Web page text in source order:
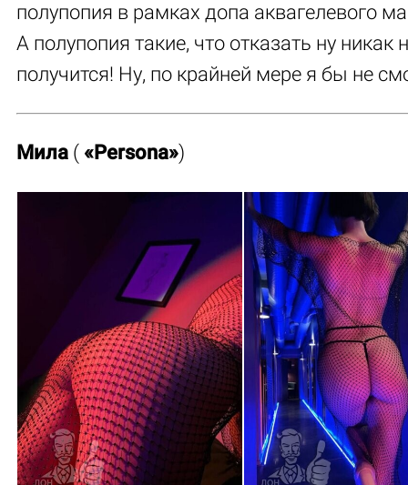
полупопия в рамках допа аквагелевого
А полупопия такие, что отказать ну никак
получится! Ну, по крайней мере я бы не
Мила ( «Persona»)